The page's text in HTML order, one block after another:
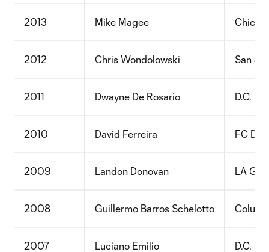
2013 Mike Magee
2012 Chris Wondolowski San
2011 Dwayne De Rosario D.C.
2010 David Ferreira FC
2009 Landon Donovan LA
2008 Guillermo Barros Schelotto
2007 Luciano Emilio D.C.